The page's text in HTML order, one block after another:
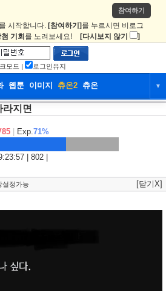
참여하기
시작합니다. [참여하기] 를 누르시면 비로그
기회 를 노려보세요! [다시보지 않기 ]
모드 | 로그인유지
웹툰 이미지 츄온2 츄온 ▼
지
지면
Exp.71%
| 802 |
설정가능 [닫기X]